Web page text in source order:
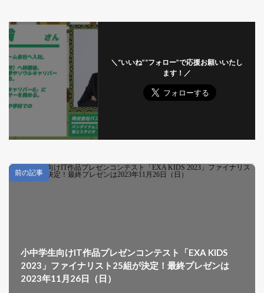
＼“いいね”“フォロー”で応援お願いいたし
ます！／
前の記事
小中学生向けIT作品プレゼンコンテスト「EXA KIDS
2023」ファイナリスト25組が決定！最終プレゼンは
2023年11月26日（日）